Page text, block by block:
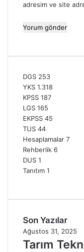
adresim ve site
DGS 253
YKS 1.318
KPSS 187
LGS 165
EKPSS 45
TUS 44
Hesaplamalar 7
Rehberlik 6
DUS 1
Tanıtım 1
Son Yazılar
Ağustos 31, 2025
Tarım